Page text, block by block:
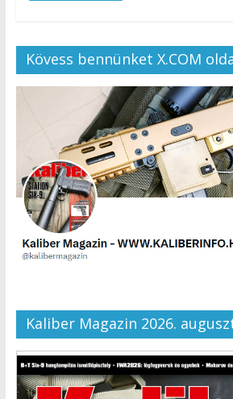
Kövess bennünket X.COM
Kaliber Magazin 2026.